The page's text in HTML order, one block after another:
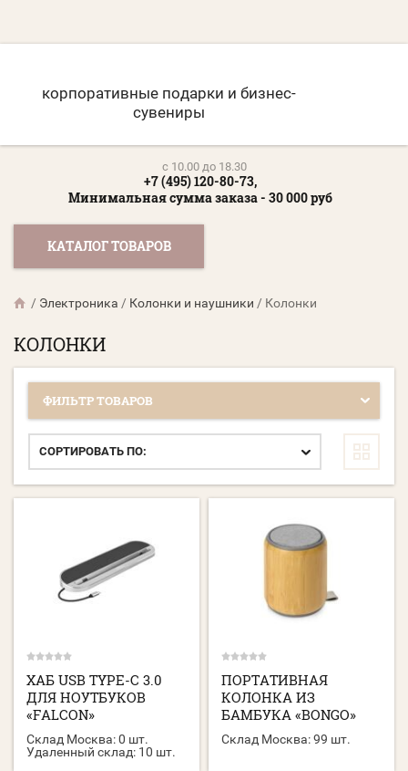
корпоративные подарки и бизнес-
сувениры
c 10.00 до 18.30
+7 (495) 120-80-73,
Минимальная сумма заказа - 30 000 руб
КАТАЛОГ ТОВАРОВ
/ Электроника / Колонки и наушники / Колонки
КОЛОНКИ
ФИЛЬТР ТОВАРОВ
СОРТИРОВАТЬ ПО:
ХАБ USB TYPE-C 3.0
ДЛЯ НОУТБУКОВ
«FALCON»
Склад Москва:0 шт.
Удаленный склад: 10 шт.
ПОРТАТИВНАЯ
КОЛОНКА ИЗ
БАМБУКА «BONGO»
Склад Москва: 99 шт.